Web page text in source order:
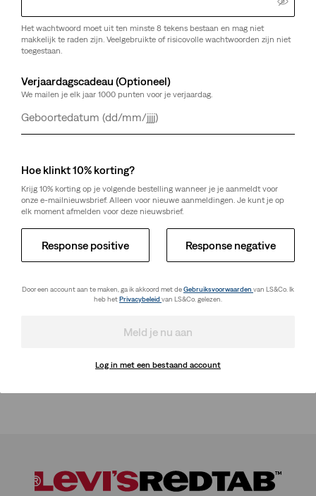
Het wachtwoord moet uit ten minste 8 tekens bestaan en mag niet
makkelijk te raden zijn. Veelgebruikte of risicovolle wachtwoorden zijn niet
toegestaan.
Verjaardagscadeau (Optioneel)
We mailen je elk jaar 1000 punten voor je verjaardag.
Dag
Maand
Jaar
Hoe klinkt 10% korting?
Krijg 10% korting op je volgende bestelling wanneer je je aanmeldt voor
onze e-mailnieuwsbrief. Alleen voor nieuwe aanmeldingen. Je kunt je op
elk moment afmelden voor deze nieuwsbrief.
Response positive Response negative
Door een account aan te maken, ga ik akkoord met deGebruiksvoorwaarden van LS&Co. Ik
heb hetPrivacybeleid van LS&Co. gelezen.
Meld je nu aan
Log in met een bestaand account